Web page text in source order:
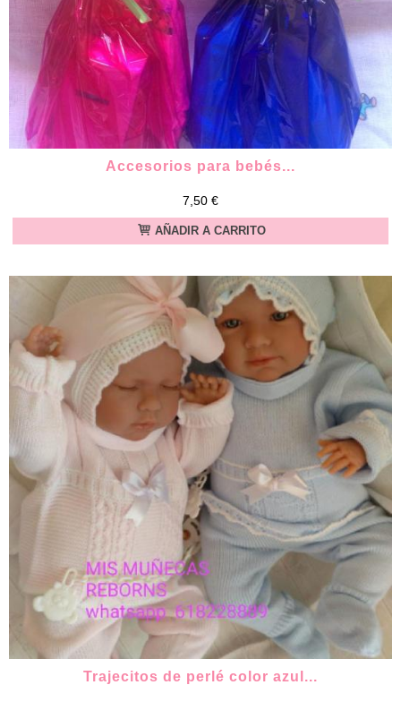
Accesorios para bebés...
7,50 €
AÑADIR A CARRITO
Trajecitos de perlé color azul...